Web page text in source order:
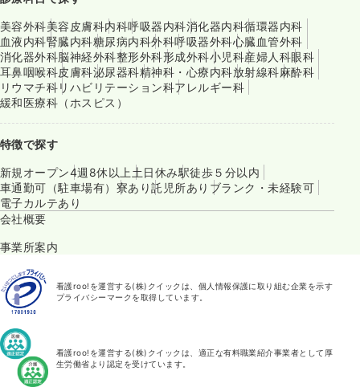
美容外科美容皮膚科内科呼吸器内科消化器内科循環器内科
血液内科腎臓内科糖尿病内科外科呼吸器外科心臓血管外科
消化器外科脳神経外科整形外科形成外科小児科産婦人科眼科
耳鼻咽喉科皮膚科泌尿器科精神科・心療内科放射線科麻酔科
リウマチ科リハビリテーション科アレルギー科
緩和医療科（ホスピス）
特徴で探す
新規オープン4週8休以上 土日休み駅徒歩５分以内
車通勤可（駐車場有） 寮あり託児所あり ブランク・未経験可
電子カルテあり
会社概要
事業所案内
看護roo!を運営する(株)クイックは、個人情報保護に取り組む企業を示す
プライバシーマークを取得しています。
看護roo!を運営する(株)クイックは、適正な有料職業紹介事業者として厚
生労働省より認定を受けています。